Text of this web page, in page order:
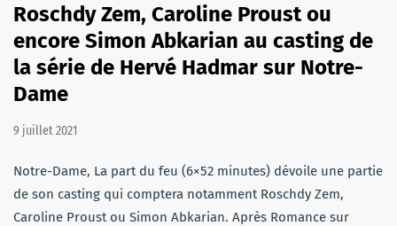
Roschdy Zem, Caroline Proust ou
encore Simon Abkarian au casting de
la série de Hervé Hadmar sur Notre-
Dame
9 juillet 2021
Notre-Dame, La part du feu (6×52 minutes) dévoile une partie
de son casting qui comptera notamment Roschdy Zem,
Caroline Proust ou Simon Abkarian. Après Romance sur